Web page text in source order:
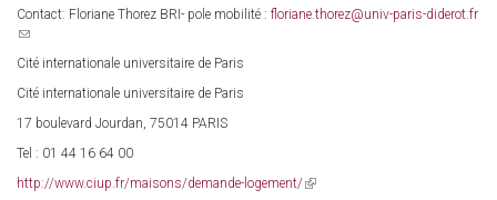
external)
Contact: Floriane Thorez BRI- pole mobilité : floriane.thorez@univ-paris-diderot.fr
(link
e-
mail)
Cité internationale universitaire de Paris
Cité internationale universitaire de Paris
17 boulevard Jourdan, 75014 PARIS
Tel : 01 44 16 64 00
http://www.ciup.fr/maisons/demande-logement/(link